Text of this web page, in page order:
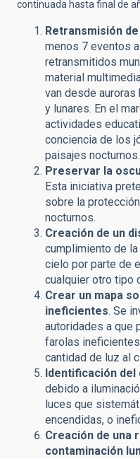
continuada hasta final de
Retransmisión
menos 7 eventos
retransmitidos
material
van desde
y lunares. En el
actividades
conciencia de los
paisajes nocturnos.
Preservar la
Esta iniciativa
sobre la
nocturnos.
Creación de un
cumplimiento de
cielo por parte de
cualquier otro tipo
Crear un mapa
ineficientes. Se
autoridades a que
farolas
cantidad de luz al
Identificación
debido a
luces que
encendidas, o
Creación de una
contaminación